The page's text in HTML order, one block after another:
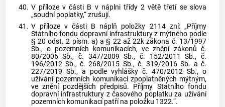
40. V příloze v části B v náplni třídy 2 větě třetí se slova
„soudní poplatky,“ zrušují.
41. V příloze v části B náplň položky 2114 zní: „Příjmy
Státního fondu dopravní infrastruktury z mýtného podle
§ 20 odst. 2 písm. a) a § 22 až 22k zákona č. 13/1997
Sb., o pozemních komunikacích, ve znění zákonů č.
80/2006 Sb., č. 347/2009 Sb., č. 152/2011 Sb., č.
196/2012 Sb., č. 268/2015 Sb., č. 319/2016 Sb. a č.
227/2019 Sb., a podle vyhlášky č. 470/2012 Sb., o
užívání pozemních komunikací zpoplatněných mýtným,
ve znění pozdějších předpisů. Příjmy Státního fondu
dopravní infrastruktury z časového poplatku za užívání
pozemních komunikací patří na položku 1322.“.